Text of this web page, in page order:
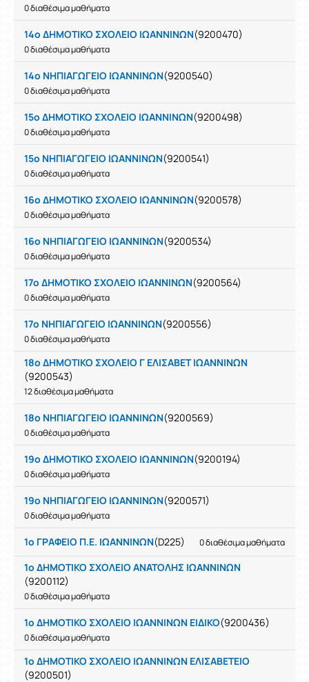
0 διαθέσιμα μαθήματα
14ο ΔΗΜΟΤΙΚΟ ΣΧΟΛΕΙΟ ΙΩΑΝΝΙΝΩΝ(9200470)
0 διαθέσιμα μαθήματα
14ο ΝΗΠΙΑΓΩΓΕΙΟ ΙΩΑΝΝΙΝΩΝ(9200540)
0 διαθέσιμα μαθήματα
15ο ΔΗΜΟΤΙΚΟ ΣΧΟΛΕΙΟ ΙΩΑΝΝΙΝΩΝ(9200498)
0 διαθέσιμα μαθήματα
15ο ΝΗΠΙΑΓΩΓΕΙΟ ΙΩΑΝΝΙΝΩΝ(9200541)
0 διαθέσιμα μαθήματα
16ο ΔΗΜΟΤΙΚΟ ΣΧΟΛΕΙΟ ΙΩΑΝΝΙΝΩΝ(9200578)
0 διαθέσιμα μαθήματα
16ο ΝΗΠΙΑΓΩΓΕΙΟ ΙΩΑΝΝΙΝΩΝ(9200534)
0 διαθέσιμα μαθήματα
17ο ΔΗΜΟΤΙΚΟ ΣΧΟΛΕΙΟ ΙΩΑΝΝΙΝΩΝ(9200564)
0 διαθέσιμα μαθήματα
17ο ΝΗΠΙΑΓΩΓΕΙΟ ΙΩΑΝΝΙΝΩΝ(9200556)
0 διαθέσιμα μαθήματα
18ο ΔΗΜΟΤΙΚΟ ΣΧΟΛΕΙΟ Γ ΕΛΙΣΑΒΕΤ ΙΩΑΝΝΙΝΩΝ
(9200543)
12 διαθέσιμα μαθήματα
18ο ΝΗΠΙΑΓΩΓΕΙΟ ΙΩΑΝΝΙΝΩΝ(9200569)
0 διαθέσιμα μαθήματα
19ο ΔΗΜΟΤΙΚΟ ΣΧΟΛΕΙΟ ΙΩΑΝΝΙΝΩΝ(9200194)
0 διαθέσιμα μαθήματα
19ο ΝΗΠΙΑΓΩΓΕΙΟ ΙΩΑΝΝΙΝΩΝ(9200571)
0 διαθέσιμα μαθήματα
1ο ΓΡΑΦΕΙΟ Π.Ε. ΙΩΑΝΝΙΝΩΝ(D225) 0 διαθέσιμα μαθήματα
1ο ΔΗΜΟΤΙΚΟ ΣΧΟΛΕΙΟ ΑΝΑΤΟΛΗΣ ΙΩΑΝΝΙΝΩΝ
(9200112)
0 διαθέσιμα μαθήματα
1ο ΔΗΜΟΤΙΚΟ ΣΧΟΛΕΙΟ ΙΩΑΝΝΙΝΩΝ ΕΙΔΙΚΟ(9200436)
0 διαθέσιμα μαθήματα
1ο ΔΗΜΟΤΙΚΟ ΣΧΟΛΕΙΟ ΙΩΑΝΝΙΝΩΝ ΕΛΙΣΑΒΕΤΕΙΟ
(9200501)